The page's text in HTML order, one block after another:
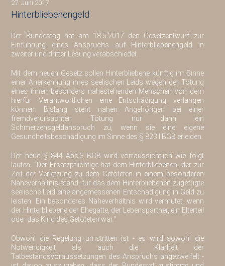
27. Juni 2017
Hinterbliebenengeld
Der Bundestag hat am 18.5.2017 den Gesetzentwurf zur
Einführung eines Anspruchs auf Hinterbliebenengeld in
zweiter und dritter Lesung verabschiedet.
Mit dem neuen Gesetz sollen Hinterbliebene künftig im Sinne
einer Anerkennung ihres seelischen Leids wegen der Tötung
eines ihnen besonders nahestehenden Menschen von dem
hierfür Verantwortlichen eine Entschädigung verlangen
können. Bislang steht nahen Angehörigen bei einer
fremdverursachten Tötung nur dann ein
Schmerzensgeldanspruch zu, wenn sie eine eigene
Gesundheitsbeschädigung im Sinne des § 823 I BGB erleiden.
Der neue § 844 Abs.3 BGB wird vorraussichtlich wie folgt
lauten: "Der Ersatzpflichtige hat dem Hinterbliebenen, der zur
Zeit der Verletzung zu dem Getöteten in einem besonderen
Näheverhältnis stand, für das dem Hinterbliebenen zugefügte
seelische Leid eine angemessenen Entschädigung in Geld zu
leisten. Ein besonderes Näheverhältnis wird vermutet, wenn
der Hinterbliebene der Ehegatte, der Lebenspartner, ein Elterteil
oder das Kind des Getöteten war."
Obwohl die Regelung umstritten ist - es wird sowohl die
Notwendigkeit als auch die Klarheit der
Tatbestandsvoraussetzungen des Anspruchs angezweifelt -